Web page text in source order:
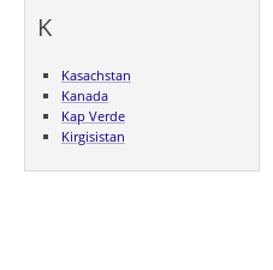
K
Kasachstan
Kanada
Kap Verde
Kirgisistan